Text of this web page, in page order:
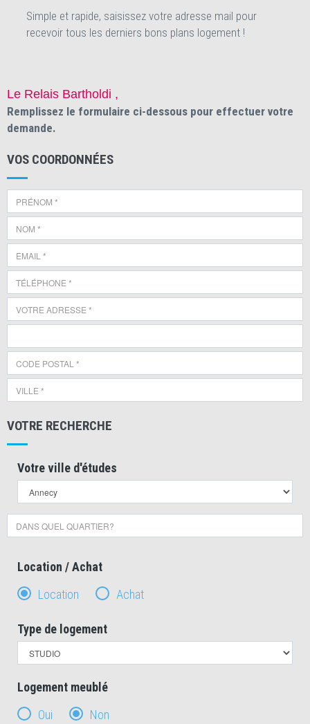
Simple et rapide, saisissez votre adresse mail pour
recevoir tous les derniers bons plans logement !
Le Relais Bartholdi ,
Remplissez le formulaire ci-dessous pour effectuer votre
demande.
VOS COORDONNÉES
VOTRE RECHERCHE
Votre ville d'études
Location / Achat
Location
Achat
Type de logement
Logement meublé
Oui
Non